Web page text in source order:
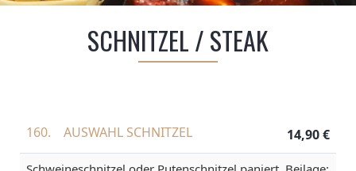
SCHNITZEL / STEAK
160. AUSWAHL SCHNITZEL 14,90 €